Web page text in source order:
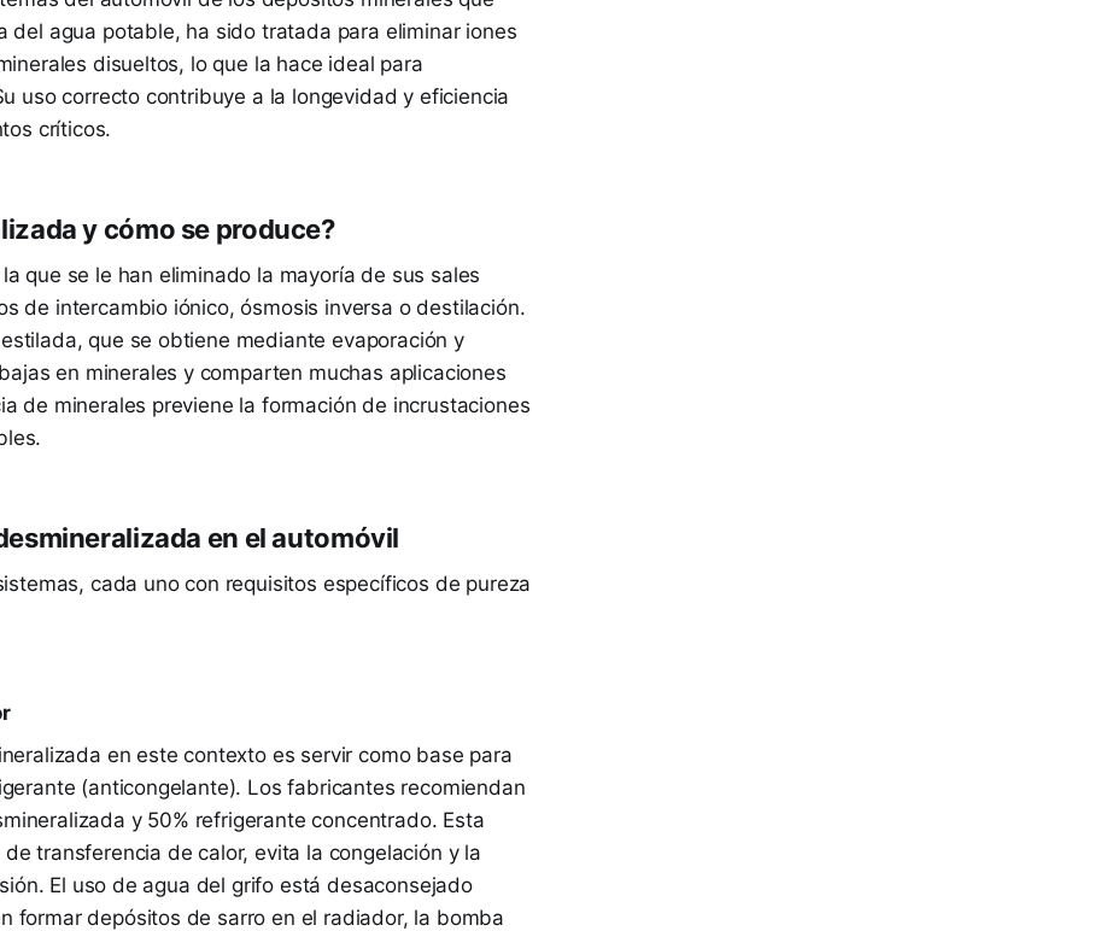
del agua potable, ha sido tratada para eliminar iones
disueltos, lo que la hace ideal para
uso correcto contribuye a la longevidad y eficiencia
críticos.
y cómo se produce?
que se le han eliminado la mayoría de sus sales
de intercambio iónico, ósmosis inversa o destilación.
que se obtiene mediante evaporación y
en minerales y comparten muchas aplicaciones
de minerales previene la formación de incrustaciones
en el automóvil
cada uno con requisitos específicos de pureza
en este contexto es servir como base para
(anticongelante). Los fabricantes recomiendan
y 50% refrigerante concentrado. Esta
transferencia de calor, evita la congelación y la
El uso de agua del grifo está desaconsejado
formar depósitos de sarro en el radiador, la bomba